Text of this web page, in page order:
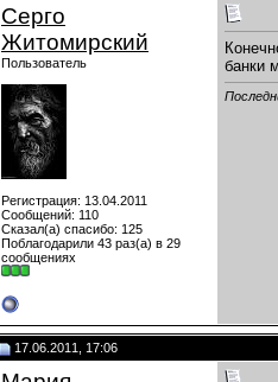
Серго
Житомирский
Пользователь
Регистрация: 13.04.2011
Сообщений: 110
Сказал(а) спасибо: 125
Поблагодарили 43 раз(а) в 29
сообщениях
банки
17.06.2011, 17:06